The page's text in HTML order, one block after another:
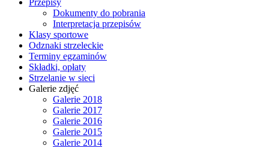
Przepisy
Dokumenty do pobrania
Interpretacja przepisów
Klasy sportowe
Odznaki strzeleckie
Terminy egzaminów
Składki, opłaty
Strzelanie w sieci
Galerie zdjęć
Galerie 2018
Galerie 2017
Galerie 2016
Galerie 2015
Galerie 2014